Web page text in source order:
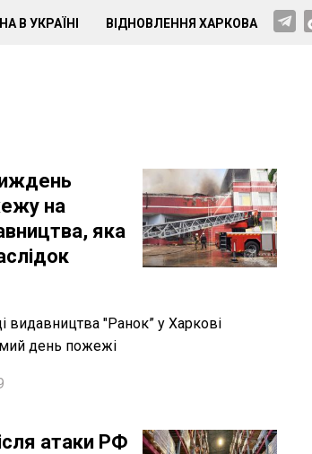
В УКРАЇНІ ВІДНОВЛЕННЯ ХАРКОВА
на
яка
видавництва "Ранок” у Харкові
день пожежі
атаки РФ